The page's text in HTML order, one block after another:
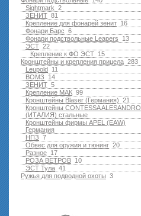
2
Sightmark
81
ЗЕНИТ
16
Крепление для фонарей зенит
6
Фонари Барс
13
Фонари подствольные Leapers
22
ЭСТ
15
Крепление к ФО ЭСТ
283
Кронштейны и крепления прицела
11
Leupold
14
ВОМЗ
5
ЗЕНИТ
99
Крепление МАК
21
Кронштейны Blaser (Германия)
Кронштейны CONTESSA ALESANDRO
(ИТАЛИЯ) стальные
Кронштейны фирмы APEL (EAW)
Германия
7
НПЗ
20
Обвес для оружия и тюнинг
17
Разное
10
РОЗА ВЕТРОВ
41
ЭСТ Тула
3
Ружья для подводной оxоты